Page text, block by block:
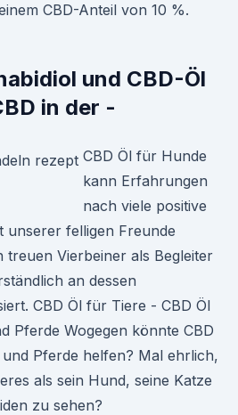
CBD-Anteil von 10 %.
und CBD-Öl
in der -
CBD Öl für Hunde
kann Erfahrungen
nach viele positive
unserer felligen Freunde
treuen Vierbeiner als Begleiter
an dessen
CBD Öl für Tiere - CBD Öl
Pferde Wogegen könnte CBD
Pferde helfen? Mal ehrlich,
als sein Hund, seine Katze
zu sehen?